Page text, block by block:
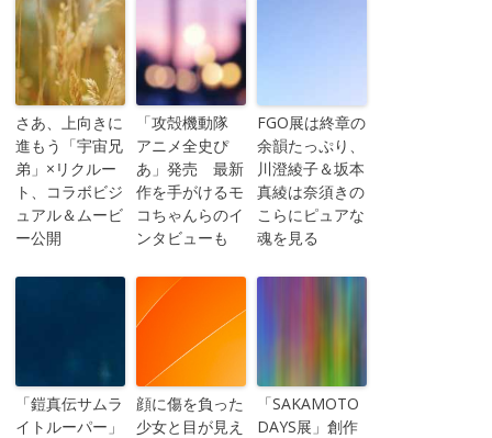
さあ、上向きに
進もう「宇宙兄
弟」×リクルー
ト、コラボビジ
ュアル＆ムービ
ー公開
「攻殻機動隊
アニメ全史ぴ
あ」発売 最新
作を手がけるモ
コちゃんらのイ
ンタビューも
FGO展は終章の
余韻たっぷり、
川澄綾子＆坂本
真綾は奈須きの
こらにピュアな
魂を見る
「鎧真伝サムラ
イトルーパー」
顔に傷を負った
少女と目が見え
「SAKAMOTO
DAYS展」創作